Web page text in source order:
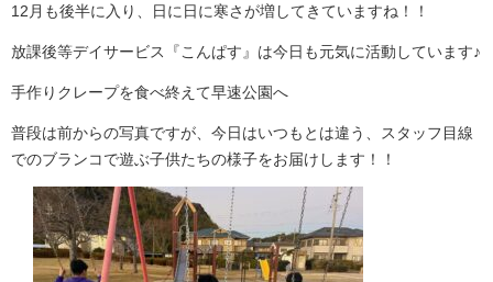
12月も後半に入り、日に日に寒さが増してきていますね！！
放課後等デイサービス『こんぱす』は今日も元気に活動しています♪
手作りクレープを食べ終えて早速公園へ
普段は前からの写真ですが、今日はいつもとは違う、スタッフ目線
でのブランコで遊ぶ子供たちの様子をお届けします！！